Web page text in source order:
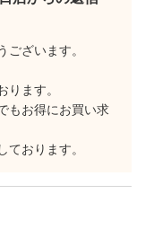
ざいます。
ります。
もお得にお買い求
おります。